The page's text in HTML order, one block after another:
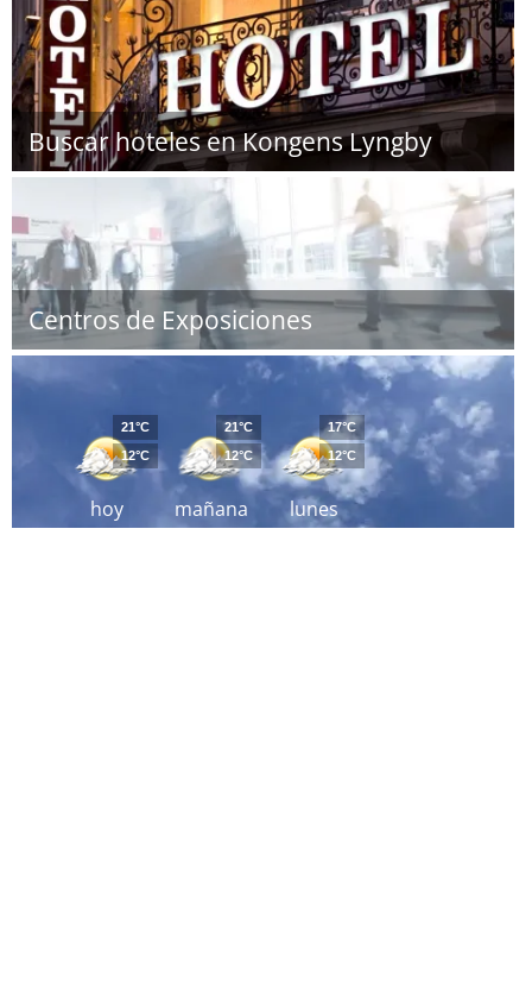
Buscar hoteles en Kongens Lyngby
Centros de Exposiciones
hoy
21°C
12°C
mañana
21°C
12°C
lunes
17°C
12°C